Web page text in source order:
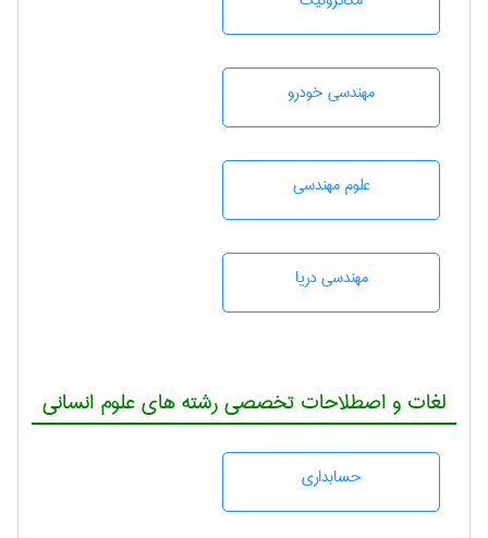
مهندسی خودرو
علوم مهندسی
مهندسی دریا
لغات و اصطلاحات تخصصی رشته های علوم انسانی
حسابداری